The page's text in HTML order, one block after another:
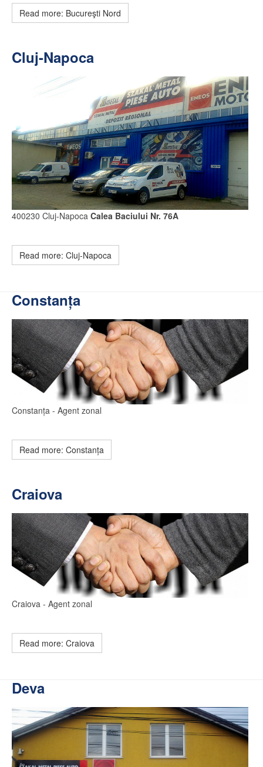
Read more: Bucureşti Nord
Cluj-Napoca
400230 Cluj-Napoca Calea Baciului Nr. 76A
Read more: Cluj-Napoca
Constanța
Constanța - Agent zonal
Read more: Constanța
Craiova
Craiova - Agent zonal
Read more: Craiova
Deva